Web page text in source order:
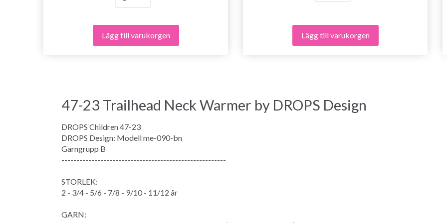
Lägg till varukorgen Lägg till varukorgen
47-23 Trailhead Neck Warmer by DROPS Design
DROPS Children 47-23
DROPS Design: Modell me-090-bn
Garngrupp B
-------------------------------------------------------
STORLEK:
2 - 3/4 - 5/6 - 7/8 - 9/10 - 11/12 år
GARN: